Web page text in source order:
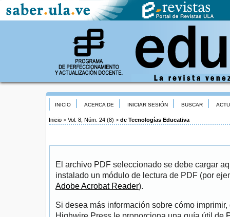
INICIO ACERCA DE INICIAR SESIÓN BUSCAR
Inicio > Vol. 8, Núm. 24 (8) > de Tecnologías Educativa
El archivo PDF seleccionado se debe cargar
instalado un módulo de lectura de PDF (por
Adobe Acrobat Reader).
Si desea más información sobre cómo